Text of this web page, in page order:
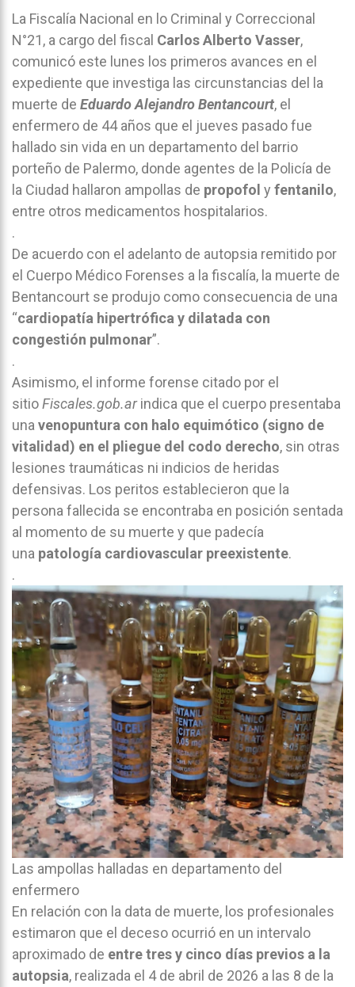
La Fiscalía Nacional en lo Criminal y Correccional
N°21, a cargo del fiscal Carlos Alberto Vasser,
comunicó este lunes los primeros avances en el
expediente que investiga las circunstancias del la
muerte de Eduardo Alejandro Bentancourt, el
enfermero de 44 años que el jueves pasado fue
hallado sin vida en un departamento del barrio
porteño de Palermo, donde agentes de la Policía de
la Ciudad hallaron ampollas de propofol y fentanilo,
entre otros medicamentos hospitalarios.
.
De acuerdo con el adelanto de autopsia remitido por
el Cuerpo Médico Forenses a la fiscalía, la muerte de
Bentancourt se produjo como consecuencia de una
“cardiopatía hipertrófica y dilatada con
congestión pulmonar”.
.
Asimismo, el informe forense citado por el
sitioFiscales.gob.arindica que el cuerpo presentaba
una venopuntura con halo equimótico (signo de
vitalidad) en el pliegue del codo derecho, sin otras
lesiones traumáticas ni indicios de heridas
defensivas. Los peritos establecieron que la
persona fallecida se encontraba en posición sentada
al momento de su muerte y que padecía
una patología cardiovascular preexistente.
.
Las ampollas halladas en departamento del
enfermero
En relación con la data de muerte, los profesionales
estimaron que el deceso ocurrió en un intervalo
aproximado de entre tres y cinco días previos a la
autopsia, realizada el 4 de abril de 2026 a las 8 de la